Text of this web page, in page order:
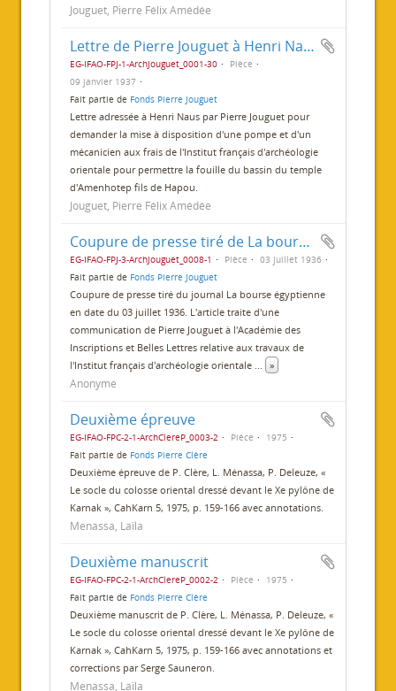
Jouguet, Pierre Félix Amédée
Lettre de Pierre Jouguet à Henri Naus
EG-IFAO-FPJ-1-ArchJouguet_0001-30
Pièce
09 janvier 1937
Fait partie de Fonds Pierre Jouguet
Lettre adressée à Henri Naus par Pierre Jouguet pour
demander la mise à disposition d'une pompe et d'un
mécanicien aux frais de l'Institut français d'archéologie
orientale pour permettre la fouille du bassin du temple
d'Amenhotep fils de Hapou.
Jouguet, Pierre Félix Amédée
Coupure de presse tiré de La bourse égyptienne
EG-IFAO-FPJ-3-ArchJouguet_0008-1 Pièce
03 juillet 1936
Fait partie de Fonds Pierre Jouguet
Coupure de presse tiré du journal La bourse égyptienne
en date du 03 juillet 1936. L'article traite d'une
communication de Pierre Jouguet à l'Académie des
Inscriptions et Belles Lettres relative aux travaux de
l'Institut français d'archéologie orientale ... »
Anonyme
Deuxième épreuve
EG-IFAO-FPC-2-1-ArchClereP_0003-2 Pièce
1975
Fait partie de Fonds Pierre Clère
Deuxième épreuve de P. Clère, L. Ménassa, P. Deleuze, «
Le socle du colosse oriental dressé devant le Xe pylône de
Karnak », CahKarn 5, 1975, p. 159-166 avec annotations.
Menassa, Laïla
Deuxième manuscrit
EG-IFAO-FPC-2-1-ArchClereP_0002-2 Pièce
1975
Fait partie de Fonds Pierre Clère
Deuxième manuscrit de P. Clère, L. Ménassa, P. Deleuze, «
Le socle du colosse oriental dressé devant le Xe pylône de
Karnak », CahKarn 5, 1975, p. 159-166 avec annotations et
corrections par Serge Sauneron.
Menassa, Laïla